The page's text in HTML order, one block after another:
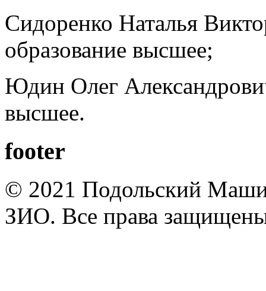
Сидоренко Наталья
образование высшее;
Юдин Олег
высшее.
footer
© 2021 Подольский
ЗИО. Все права